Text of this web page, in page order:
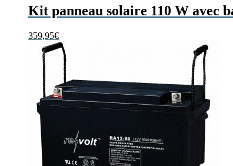
Kit panneau solaire 110 W avec
359,95€